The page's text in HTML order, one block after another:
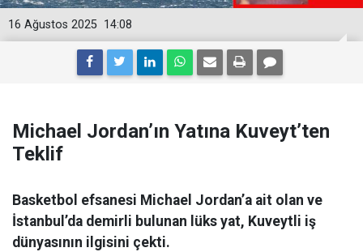
14:08
16 Ağustos 2025
Michael Jordan’ın Yatına Kuveyt’ten
Teklif
Basketbol efsanesi Michael Jordan’a ait olan ve
İstanbul’da demirli bulunan lüks yat, Kuveytli iş
dünyasının ilgisini çekti.